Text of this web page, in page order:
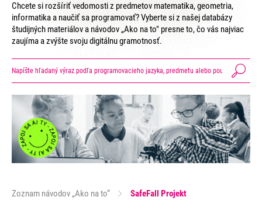
VIDEÁ YOUTUBEROV
VAŠE NÁPADY
KONTAKTY
Chcete si rozšíriť vedomosti z predmetov matematika, geometria,
informatika a naučiť sa programovať? Vyberte si z našej databázy
študijných materiálov a návodov „Ako na to" presne to, čo vás najviac
zaujíma a zvýšte svoju digitálnu gramotnosť.
Zoznam návodov „Ako na to“ SafeFall Projekt